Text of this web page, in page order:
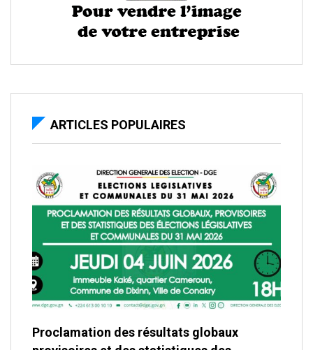
ARTICLES POPULAIRES
Proclamation des résultats globaux